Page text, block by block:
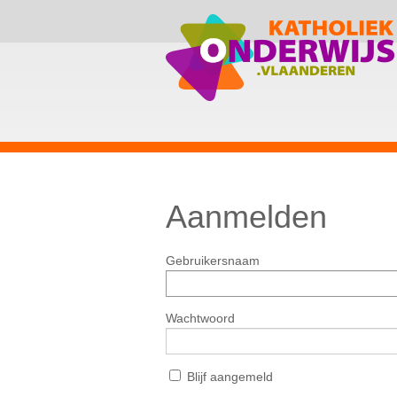
Aanmelden
Gebruikersnaam
Wachtwoord
Blijf aangemeld